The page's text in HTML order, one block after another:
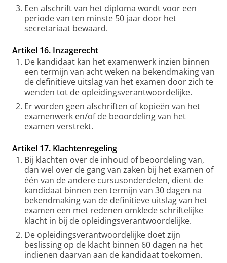
Een afschrift van het diploma wordt voor een
periode van ten minste 50 jaar door het
secretariaat bewaard.
Artikel 16. Inzagerecht
De kandidaat kan het examenwerk inzien binnen
een termijn van acht weken na bekendmaking van
de definitieve uitslag van het examen door zich te
wenden tot de opleidingsverantwoordelijke.
Er worden geen afschriften of kopieën van het
examenwerk en/of de beoordeling van het
examen verstrekt.
Artikel 17. Klachtenregeling
Bij klachten over de inhoud of beoordeling van,
dan wel over de gang van zaken bij het examen of
één van de andere cursusonderdelen, dient de
kandidaat binnen een termijn van 30 dagen na
bekendmaking van de definitieve uitslag van het
examen een met redenen omklede schriftelijke
klacht in bij de opleidingsverantwoordelijke.
De opleidingsverantwoordelijke doet zijn
beslissing op de klacht binnen 60 dagen na het
indienen daarvan aan de kandidaat toekomen.